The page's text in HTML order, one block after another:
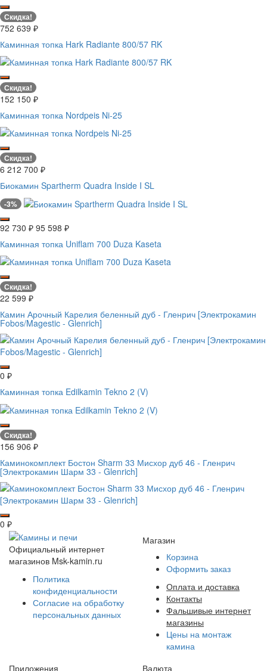
Скидка!
752 639 ₽
Каминная топка Hark Radiante 800/57 RK
Скидка!
152 150 ₽
Каминная топка Nordpeis Ni-25
Скидка!
6 212 700 ₽
Биокамин Spartherm Quadra Inside I SL
-3%
92 730 ₽ 95 598 ₽
Каминная топка Uniflam 700 Duza Kaseta
Скидка!
22 599 ₽
Камин Арочный Карелия беленный дуб - Гленрич [Электрокамин
Fobos/Magestic - Glenrich]
0 ₽
Каминная топка Edilkamin Tekno 2 (V)
Скидка!
156 906 ₽
Каминокомплект Бостон Sharm 33 Мисхор дуб 46 - Гленрич
[Электрокамин Шарм 33 - Glenrich]
0 ₽
Официальный интернет
магазинов Msk-kamin.ru
Политика
конфиденциальности
Согласие на обработку
персональных данных
Магазин
Корзина
Оформить заказ
Оплата и доставка
Контакты
Фальшивые интернет
магазины
Цены на монтаж
камина
Приложения
Валюта